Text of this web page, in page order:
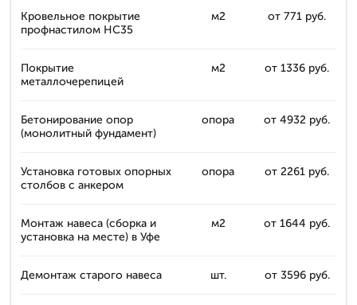
Кровельное покрытие
профнастилом НС35
м2 от 771 руб.
Покрытие
металлочерепицей
м2 от 1336 руб.
Бетонирование опор
(монолитный фундамент)
опора от 4932 руб.
Установка готовых опорных
столбов с анкером
опора от 2261 руб.
Монтаж навеса (сборка и
установка на месте) в Уфе
м2 от 1644 руб.
Демонтаж старого навеса шт. от 3596 руб.